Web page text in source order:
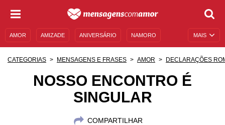
MAIS
AMOR AMIZADE ANIVERSÁRIO NAMORO
MENSAGENS DE ANIVERSÁRIO
CATEGORIAS MENSAGENS E FRASES AMOR DECLARAÇÕES
NOSSO ENCONTRO É
SINGULAR
COMPARTILHAR